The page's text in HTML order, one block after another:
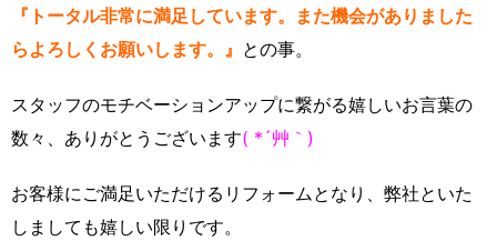
『トータル非常に満足しています。また機会がありました
らよろしくお願いします。』 との事。
スタッフのモチベーションアップに繋がる嬉しいお言葉の
数々、ありがとうございます( *´艸｀)
お客様にご満足いただけるリフォームとなり、弊社といた
しましても嬉しい限りです。